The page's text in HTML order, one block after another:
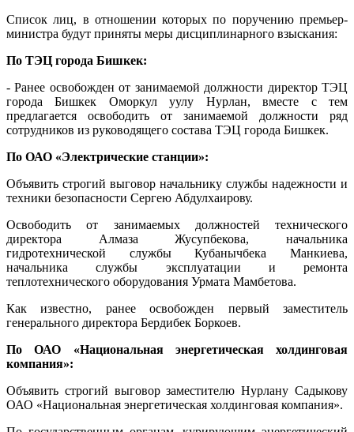
Список лиц, в отношении которых по поручению премьер-
министра будут приняты меры дисциплинарного взыскания:
По ТЭЦ города Бишкек:
- Ранее освобожден от занимаемой должности директор ТЭЦ
города Бишкек Оморкул уулу Нурлан, вместе с тем
предлагается освободить от занимаемой должности ряд
сотрудников из руководящего состава ТЭЦ города Бишкек.
По ОАО «Электрические станции»:
Объявить строгий выговор начальнику службы надежности и
техники безопасности Сергею Абдулхаирову.
Освободить от занимаемых должностей технического
директора Алмаза Жусупбекова, начальника
гидротехнической службы Кубанычбека Манкиева,
начальника службы эксплуатации и ремонта
теплотехнического оборудования Урмата Мамбетова.
Как известно, ранее освобожден первый заместитель
генерального директора Бердибек Боркоев.
По ОАО «Национальная энергетическая холдинговая
компания»:
Объявить строгий выговор заместителю Нурлану Садыкову
ОАО «Национальная энергетическая холдинговая компания».